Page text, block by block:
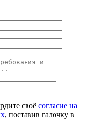
своё согласие на
, поставив галочку в